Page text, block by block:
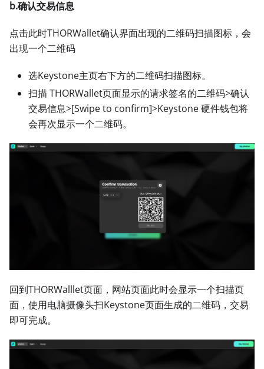
b.确认交易信息
点击此时THORWallet确认界面出现的二维码扫描图标，会
出现一个二维码
选Keystone主页右下方的二维码扫描图标。
扫描 THORWallet页面显示的请求签名的二维码>确认
交易信息>[Swipe to confirm]>Keystone 硬件钱包将
会再次显示一个二维码。
回到THORWalllet页面，网站页面此时会显示一个扫描页
面，使用电脑摄像头扫Keystone页面生成的二维码，交易
即可完成。